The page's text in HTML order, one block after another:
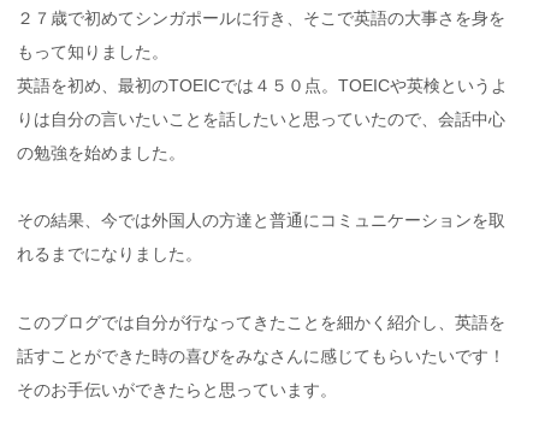
２７歳で初めてシンガポールに行き、そこで英語の大事さを身を
もって知りました。
英語を初め、最初のTOEICでは４５０点。TOEICや英検というよ
りは自分の言いたいことを話したいと思っていたので、会話中心
の勉強を始めました。
その結果、今では外国人の方達と普通にコミュニケーションを取
れるまでになりました。
このブログでは自分が行なってきたことを細かく紹介し、英語を
話すことができた時の喜びをみなさんに感じてもらいたいです！
そのお手伝いができたらと思っています。